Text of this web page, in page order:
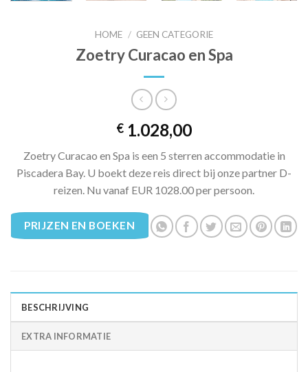
HOME / GEEN CATEGORIE
Zoetry Curacao en Spa
€ 1.028,00
Zoetry Curacao en Spa is een 5 sterren accommodatie in
Piscadera Bay. U boekt deze reis direct bij onze partner D-
reizen. Nu vanaf EUR 1028.00 per persoon.
PRIJZEN EN BOEKEN
BESCHRIJVING
EXTRA INFORMATIE